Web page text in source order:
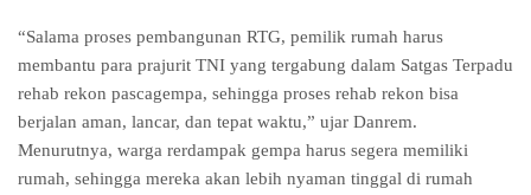
“Salama proses pembangunan RTG, pemilik rumah harus
membantu para prajurit TNI yang tergabung dalam Satgas Terpadu
rehab rekon pascagempa, sehingga proses rehab rekon bisa
berjalan aman, lancar, dan tepat waktu,” ujar Danrem.
Menurutnya, warga rerdampak gempa harus segera memiliki
rumah, sehingga mereka akan lebih nyaman tinggal di rumah